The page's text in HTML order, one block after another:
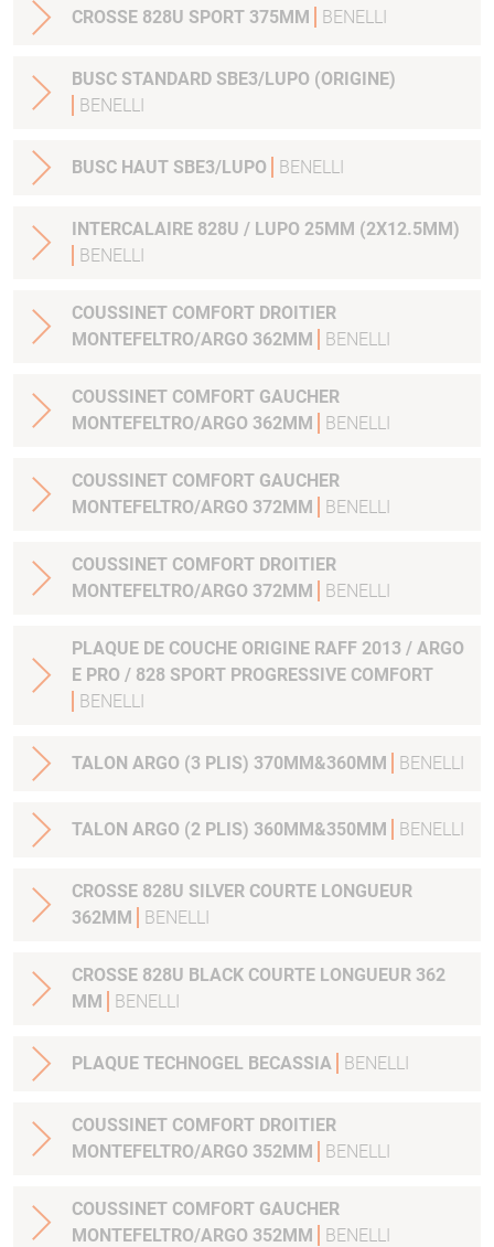
CROSSE 828U SPORT 375MM BENELLI
BUSC STANDARD SBE3/LUPO (ORIGINE)
BENELLI
BUSC HAUT SBE3/LUPO BENELLI
INTERCALAIRE 828U / LUPO 25MM (2X12.5MM)
BENELLI
COUSSINET COMFORT DROITIER
MONTEFELTRO/ARGO 362MM
BENELLI
COUSSINET COMFORT GAUCHER
MONTEFELTRO/ARGO 362MM
BENELLI
COUSSINET COMFORT GAUCHER
MONTEFELTRO/ARGO 372MM
BENELLI
COUSSINET COMFORT DROITIER
MONTEFELTRO/ARGO 372MM
BENELLI
PLAQUE DE COUCHE ORIGINE RAFF 2013 / ARGO
E PRO / 828 SPORT PROGRESSIVE COMFORT
BENELLI
TALON ARGO (3 PLIS) 370MM&360MM BENELLI
TALON ARGO (2 PLIS) 360MM&350MM BENELLI
CROSSE 828U SILVER COURTE LONGUEUR
362MM
BENELLI
CROSSE 828U BLACK COURTE LONGUEUR 362
MM
BENELLI
PLAQUE TECHNOGEL BECASSIA BENELLI
COUSSINET COMFORT DROITIER
MONTEFELTRO/ARGO 352MM
BENELLI
COUSSINET COMFORT GAUCHER
MONTEFELTRO/ARGO 352MM
BENELLI